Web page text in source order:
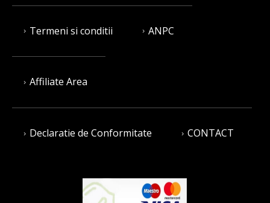
Termeni si conditii ANPC
Affiliate Area
Declaratie de Conformitate CONTACT